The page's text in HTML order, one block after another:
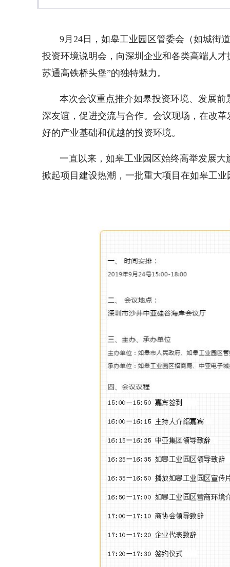
9月24日，如皋工业园区管委会（如城街
投资环境说明会，向深圳企业和各类高端人
苏通高铁桥头堡”的独特魅力。
本次会议重点推介如皋投资环境、发展
深友谊，促进交流与合作。会议现场，在改
好的产业基础和优越的投资环境。
一直以来，如皋工业园区始终高举发展
掀起项目建设热潮，一批重大项目在如皋工